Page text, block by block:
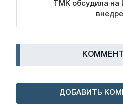
ТМК обсудила
ДОБАВИТЬ